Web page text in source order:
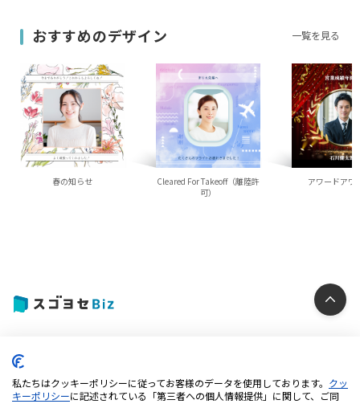
おすすめのデザイン 一覧を見る
春の知らせ
Cleared For Takeoff（離陸許
可）
アワードアワ
クッキーポリシー
特定商取引法に基づく表記
私たちはクッキーポリシーに従ってお客様のデータを使用しております。 クッ
キーポリシーに記述されている「第三者への個人情報提供」に関して、ご同